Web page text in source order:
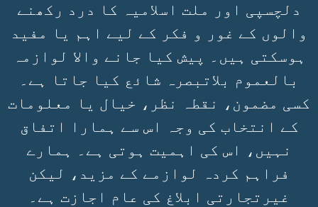
دلچسپی اور ملت اسلامیہ کا درد رکھنے
والوں کے غور و فکر کے لیے اہم یا مفید
ہوسکتی ہیں۔ پیش کیا جانے والا لوازمہ
بالعموم بلاتبصرہ شائع کیا جاتا ہے۔
کسی مضمون، نقطہ نظر، خیال یا معلومات
کے انتخاب کی وجہ اس سے ہمارا اتفاق
نہیں، اس کی اہمیت ہوتی ہے۔ ہمارے
فراہم کردہ لوازمے کے مزید، لیکن
غیرتجارتی ابلاغ کی عام اجازت ہے۔